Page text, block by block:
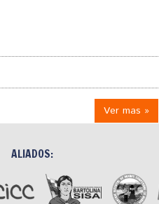
Ver mas »
ALIADOS: